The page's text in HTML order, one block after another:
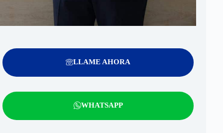
LLAME AHORA
WHATSAPP